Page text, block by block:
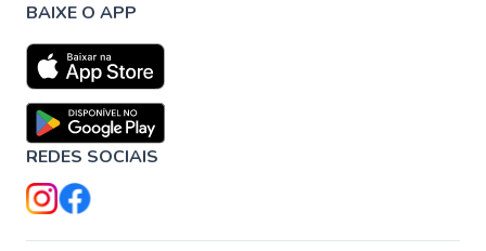
BAIXE O APP
REDES SOCIAIS